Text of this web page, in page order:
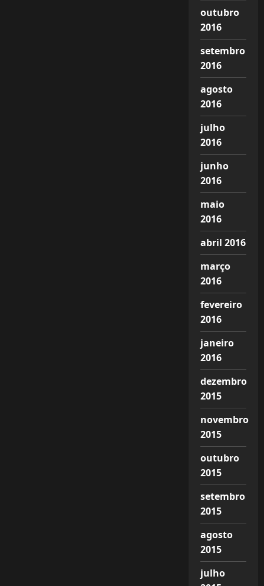
outubro
2016
setembro
2016
agosto
2016
julho
2016
junho
2016
maio
2016
abril 2016
março
2016
fevereiro
2016
janeiro
2016
dezembro
2015
novembro
2015
outubro
2015
setembro
2015
agosto
2015
julho